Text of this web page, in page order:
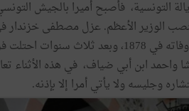
الوزير الأعظم. عزل مصطفى
1873وظل يعيش وحيدا في قصره بالحلفاوين حتى وفاته في
واحمد ابن أبي ضياف، في هذه الأثناء
وجليسه ولا يأتي أمرا إلا بإذنه.